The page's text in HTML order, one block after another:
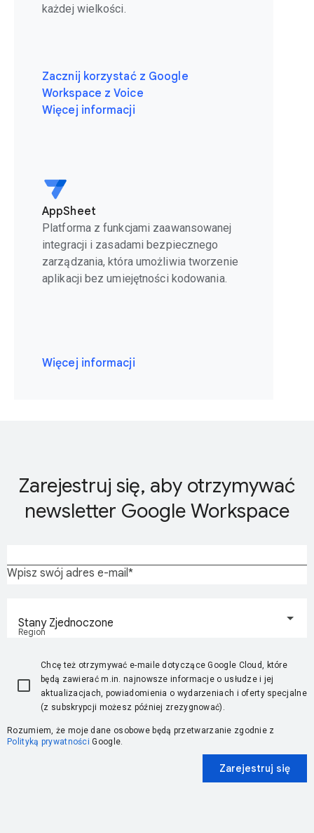
każdej wielkości.
Zacznij korzystać z Google
Workspace z Voice
Więcej informacji
AppSheet
Platforma z funkcjami zaawansowanej
integracji i zasadami bezpiecznego
zarządzania, która umożliwia tworzenie
aplikacji bez umiejętności kodowania.
Więcej informacji
Zarejestruj się, aby otrzymywać
newsletter Google Workspace
Wpisz swój adres e-mail
Region
Stany Zjednoczone
Chcę też otrzymywać e-maile dotyczące Google Cloud, które
będą zawierać m.in. najnowsze informacje o usłudze i jej
aktualizacjach, powiadomienia o wydarzeniach i oferty specjalne
(z subskrypcji możesz później zrezygnować).
Rozumiem, że moje dane osobowe będą przetwarzanie zgodnie z
Polityką prywatności Google.
Zarejestruj się